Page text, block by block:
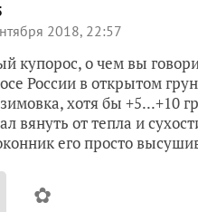
2018, 22:57
купорос, о чем вы
России в открытом
хотя бы +5...+10
вянуть от тепла и
его просто
✿